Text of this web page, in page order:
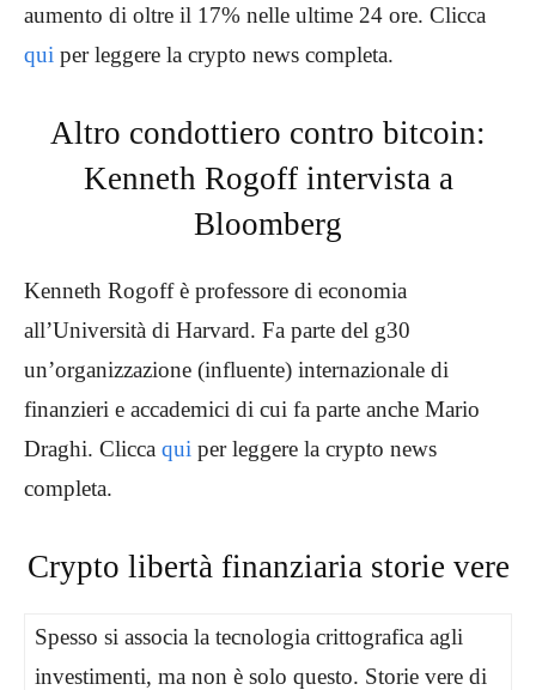
aumento di oltre il 17% nelle ultime 24 ore. Clicca
qui per leggere la crypto news completa.
Altro condottiero contro bitcoin:
Kenneth Rogoff intervista a
Bloomberg
Kenneth Rogoff è professore di economia
all’Università di Harvard. Fa parte del g30
un’organizzazione (influente) internazionale di
finanzieri e accademici di cui fa parte anche Mario
Draghi. Clicca qui per leggere la crypto news
completa.
Crypto libertà finanziaria storie vere
Spesso si associa la tecnologia crittografica agli
investimenti, ma non è solo questo. Storie vere di